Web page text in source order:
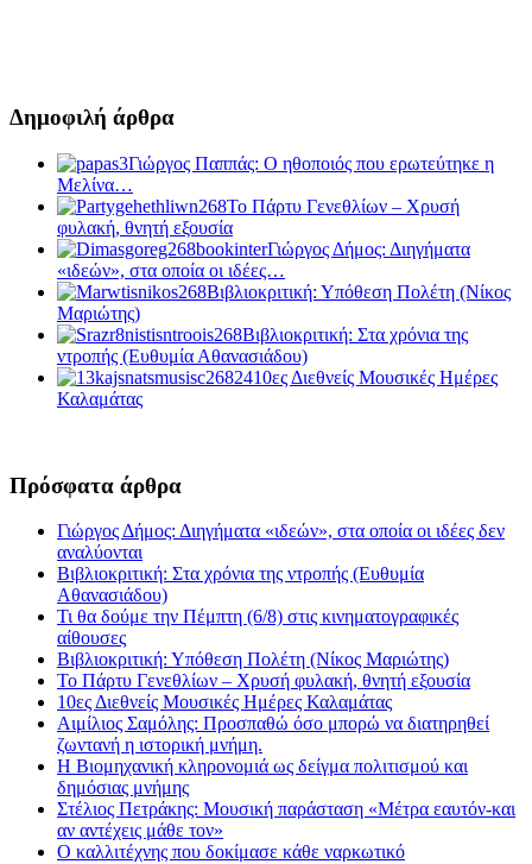
Δημοφιλή άρθρα
Γιώργος Παππάς: Ο ηθοποιός που ερωτεύτηκε η
Μελίνα…
Το Πάρτυ Γενεθλίων – Χρυσή
φυλακή, θνητή εξουσία
Γιώργος Δήμος: Διηγήματα
«ιδεών», στα οποία οι ιδέες…
Βιβλιοκριτική: Υπόθεση Πολέτη (Νίκος
Μαριώτης)
Βιβλιοκριτική: Στα χρόνια της
ντροπής (Ευθυμία Αθανασιάδου)
10ες Διεθνείς Μουσικές Ημέρες
Καλαμάτας
Πρόσφατα άρθρα
Γιώργος Δήμος: Διηγήματα «ιδεών», στα οποία οι ιδέες δεν
αναλύονται
Βιβλιοκριτική: Στα χρόνια της ντροπής (Ευθυμία
Αθανασιάδου)
Τι θα δούμε την Πέμπτη (6/8) στις κινηματογραφικές
αίθουσες
Βιβλιοκριτική: Υπόθεση Πολέτη (Νίκος Μαριώτης)
Το Πάρτυ Γενεθλίων – Χρυσή φυλακή, θνητή εξουσία
10ες Διεθνείς Μουσικές Ημέρες Καλαμάτας
Αιμίλιος Σαμόλης: Προσπαθώ όσο μπορώ να διατηρηθεί
ζωντανή η ιστορική μνήμη.
Η Βιομηχανική κληρονομιά ως δείγμα πολιτισμού και
δημόσιας μνήμης
Στέλιος Πετράκης: Μουσική παράσταση «Μέτρα εαυτόν-και
αν αντέχεις μάθε τον»
Ο καλλιτέχνης που δοκίμασε κάθε ναρκωτικό